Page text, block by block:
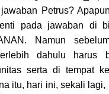
Petrus?
pada jawaban di
Namun
dahulu harus
serta di tempat
itu, hari ini, sekali lagi,